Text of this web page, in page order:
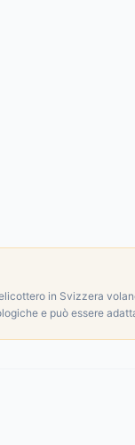
in Svizzera
e può essere